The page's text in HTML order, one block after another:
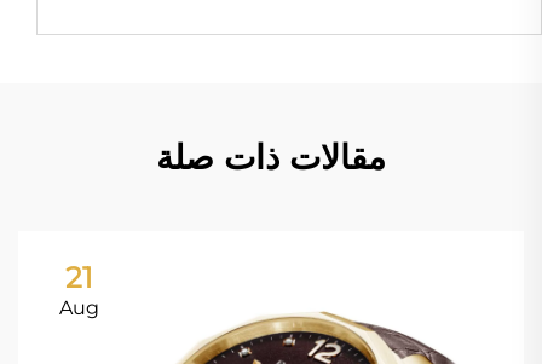
مقالات ذات صلة
21
Aug